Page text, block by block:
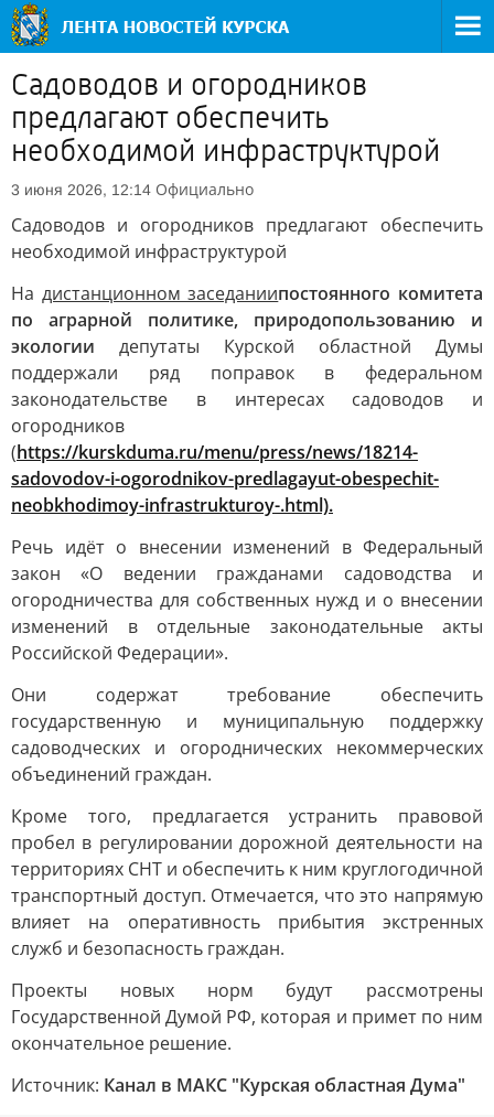
Садоводов и огородников
предлагают обеспечить
необходимой инфраструктурой
3 июня 2026, 12:14 Официально
Садоводов и огородников предлагают обеспечить
необходимой инфраструктурой
На дистанционном заседаниипостоянного комитета
по аграрной политике, природопользованию и
экологии депутаты Курской областной Думы
поддержали ряд поправок в федеральном
законодательстве в интересах садоводов и
огородников
(https://kurskduma.ru/menu/press/news/18214-
sadovodov-i-ogorodnikov-predlagayut-obespechit-
neobkhodimoy-infrastrukturoy-.html).
Речь идёт о внесении изменений в Федеральный
закон «О ведении гражданами садоводства и
огородничества для собственных нужд и о внесении
изменений в отдельные законодательные акты
Российской Федерации».
Они содержат требование обеспечить
государственную и муниципальную поддержку
садоводческих и огороднических некоммерческих
объединений граждан.
Кроме того, предлагается устранить правовой
пробел в регулировании дорожной деятельности на
территориях СНТ и обеспечить к ним круглогодичной
транспортный доступ. Отмечается, что это напрямую
влияет на оперативность прибытия экстренных
служб и безопасность граждан.
Проекты новых норм будут рассмотрены
Государственной Думой РФ, которая и примет по ним
окончательное решение.
Источник: Канал в МАКС "Курская областная Дума"